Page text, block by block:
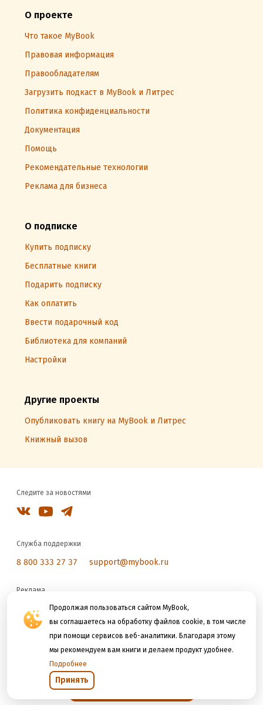
Продолжая пользоваться сайтом MyBook,
вы соглашаетесь на обработку файлов cookie, в том числе
при помощи сервисов веб-аналитики. Благодаря этому
мы рекомендуем вам книги и делаем продукт удобнее.
Подробнее
Принять
О проекте
Что такое MyBook
Правовая информация
Правообладателям
Загрузить подкаст в MyBook и Литрес
Политика конфиденциальности
Документация
Помощь
Рекомендательные технологии
Реклама для бизнеса
О подписке
Купить подписку
Бесплатные книги
Подарить подписку
Как оплатить
Ввести подарочный код
Библиотека для компаний
Настройки
Другие проекты
Опубликовать книгу на MyBook и Литрес
Книжный вызов
Следите за новостями
Служба поддержки
8 800 333 27 37 support@mybook.ru
Реклама
reklama@litres.ru
Мы принимаем к оплате
Открыть в приложении